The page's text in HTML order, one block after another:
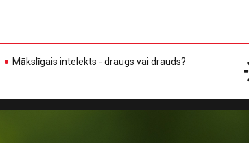
Mākslīgais intelekts - draugs vai drauds?